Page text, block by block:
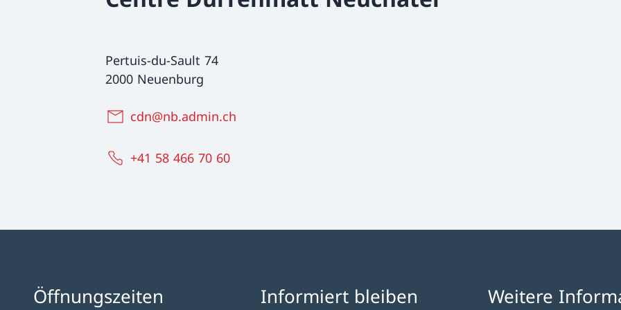
Pertuis-du-Sault 74
2000 Neuenburg
cdn@nb.admin.ch
+41 58 466 70 60
Öffnungszeiten Informiert bleiben Weitere